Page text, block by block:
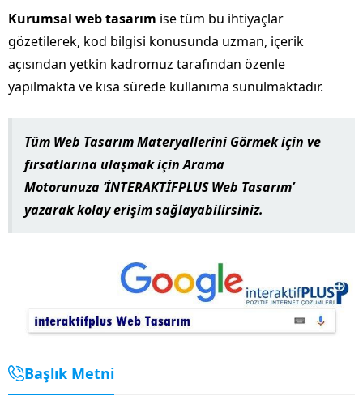
Kurumsal web tasarım ise tüm bu ihtiyaçlar
gözetilerek, kod bilgisi konusunda uzman, içerik
açısından yetkin kadromuz tarafından özenle
yapılmakta ve kısa sürede kullanıma sunulmaktadır.
Tüm Web Tasarım Materyallerini Görmek için ve
fırsatlarına ulaşmak için Arama
Motorunuza ‘İNTERAKTİFPLUS Web Tasarım’
yazarak kolay erişim sağlayabilirsiniz.
Başlık Metni